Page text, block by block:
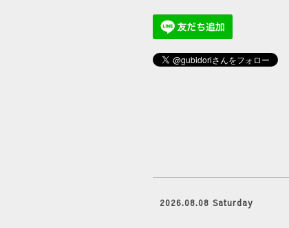
2026.08.08 Saturday